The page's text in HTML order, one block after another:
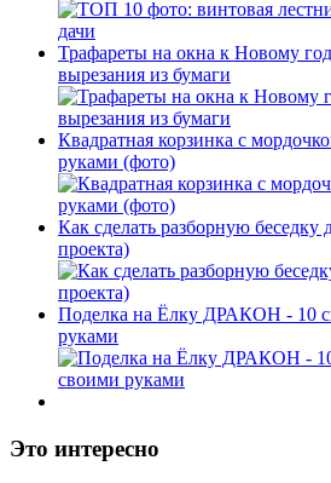
Трафареты на окна к Новому
вырезания из бумаги
Квадратная корзинка с
руками (фото)
Как сделать разборную беседку
проекта)
Поделка на Ёлку ДРАКОН - 10
руками
Это интересно